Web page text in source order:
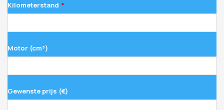
Kilometerstand *
Motor (cm³)
Gewenste prijs (€)